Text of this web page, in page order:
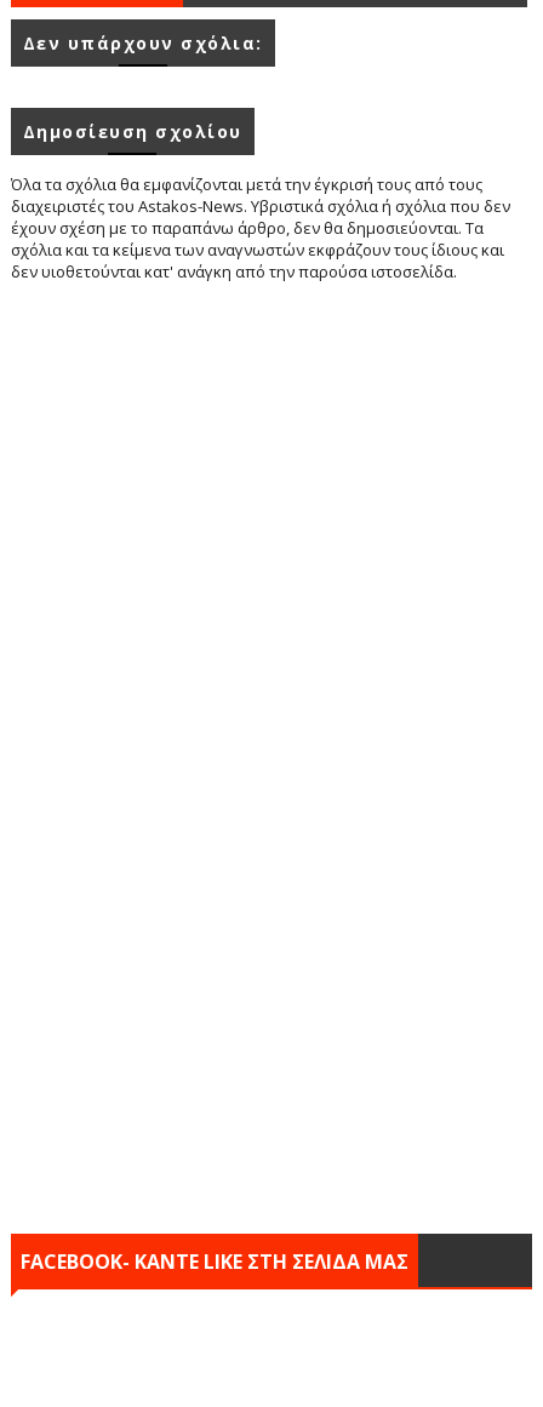
Δεν υπάρχουν σχόλια:
Δημοσίευση σχολίου
Όλα τα σχόλια θα εμφανίζονται μετά την έγκρισή τους από τους
διαχειριστές του Astakos-News. Υβριστικά σχόλια ή σχόλια που δεν
έχουν σχέση με το παραπάνω άρθρο, δεν θα δημοσιεύονται. Τα
σχόλια και τα κείμενα των αναγνωστών εκφράζουν τους ίδιους και
δεν υιοθετούνται κατ' ανάγκη από την παρούσα ιστοσελίδα.
FACEBOOK- KANTE LIKE ΣΤΗ ΣΕΛΙΔΑ ΜΑΣ